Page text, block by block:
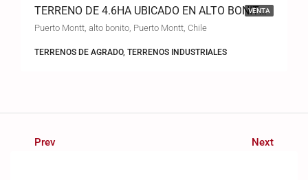
VENTA
TERRENO DE 4.6HA UBICADO EN ALTO BONITO EN LA CIUDAD DE PUERTO MONTT
Puerto Montt, alto bonito, Puerto Montt, Chile
TERRENOS DE AGRADO, TERRENOS INDUSTRIALES
Prev Next